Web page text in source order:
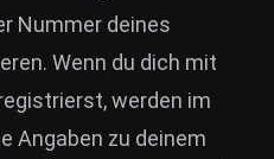
Nummer deines
Wenn du dich mit
werden im
Angaben zu deinem